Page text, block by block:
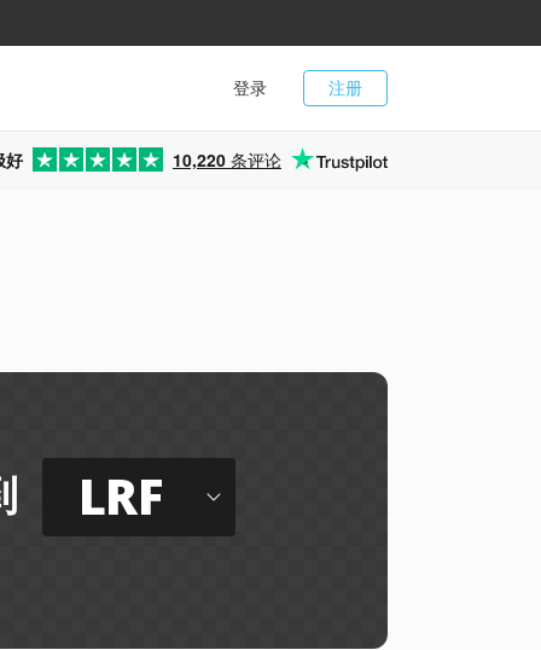
注册
登录
好 10,220 条评论
LRF